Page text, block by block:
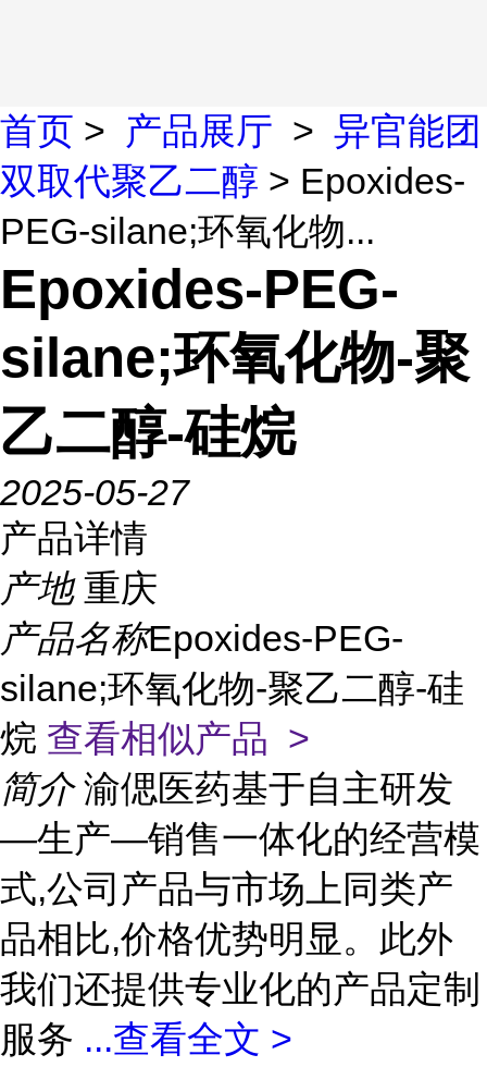
首页 > 产品展厅 > 异官能团
双取代聚乙二醇 > Epoxides-
PEG-silane;环氧化物...
Epoxides-PEG-
silane;环氧化物-聚
乙二醇-硅烷
2025-05-27
产品详情
产地 重庆
产品名称Epoxides-PEG-
silane;环氧化物-聚乙二醇-硅
烷 查看相似产品 >
简介 渝偲医药基于自主研发
—生产—销售一体化的经营模
式,公司产品与市场上同类产
品相比,价格优势明显。此外
我们还提供专业化的产品定制
服务 ...查看全文 >